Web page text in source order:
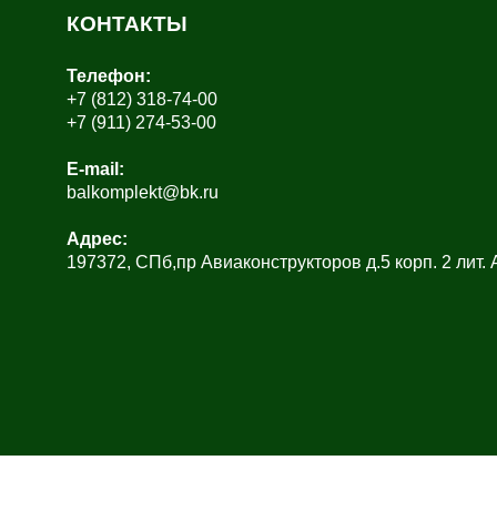
КОНТАКТЫ
Телефон:
+7 (812) 318-74-00
+7 (911) 274-53-00
E-mail:
balkomplekt@bk.ru
Адрес:
197372, СПб,пр Авиаконструкторов д.5 корп. 2 лит.